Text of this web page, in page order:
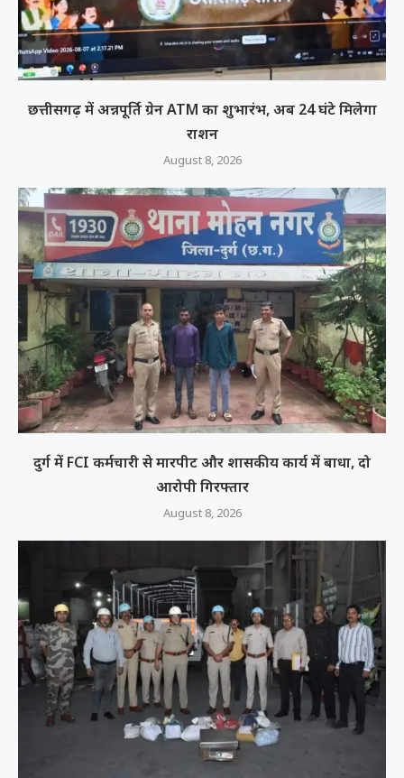
छत्तीसगढ़ में अन्नपूर्ति ग्रेन ATM का शुभारंभ, अब 24 घंटे मिलेगा
राशन
August 8, 2026
दुर्ग में FCI कर्मचारी से मारपीट और शासकीय कार्य में बाधा, दो
आरोपी गिरफ्तार
August 8, 2026